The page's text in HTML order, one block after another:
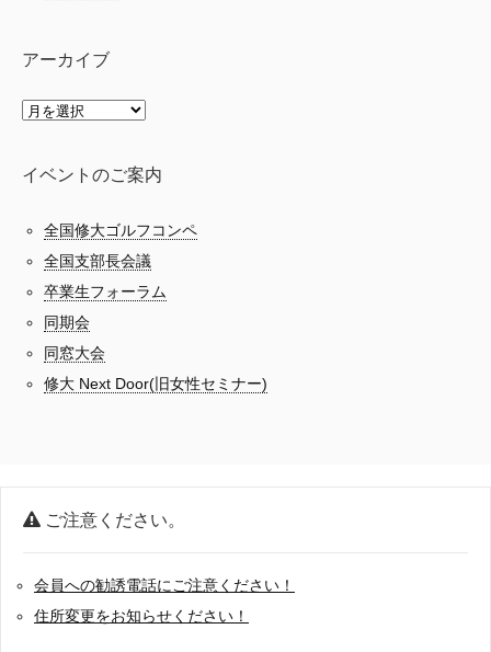
アーカイブ
イベントのご案内
全国修大ゴルフコンペ
全国支部長会議
卒業生フォーラム
同期会
同窓大会
修大 Next Door(旧女性セミナー)
ご注意ください。
会員への勧誘電話にご注意ください！
住所変更をお知らせください！